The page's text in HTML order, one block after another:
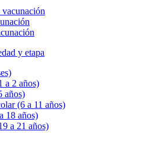
y etapa
a 2 años)
años)
(6 a 11 años)
18 años)
a 21 años)